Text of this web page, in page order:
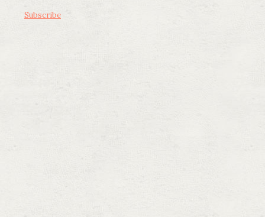
Subscribe